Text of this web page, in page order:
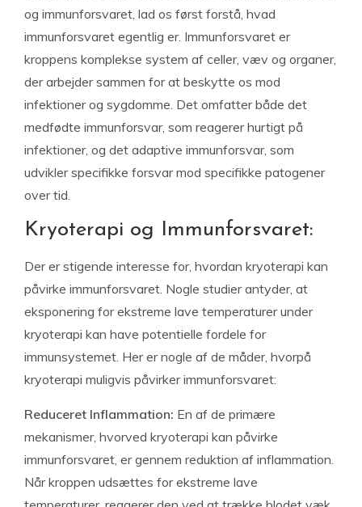
og immunforsvaret, lad os først forstå, hvad
immunforsvaret egentlig er. Immunforsvaret er
kroppens komplekse system af celler, væv og organer,
der arbejder sammen for at beskytte os mod
infektioner og sygdomme. Det omfatter både det
medfødte immunforsvar, som reagerer hurtigt på
infektioner, og det adaptive immunforsvar, som
udvikler specifikke forsvar mod specifikke patogener
over tid.
Kryoterapi og Immunforsvaret:
Der er stigende interesse for, hvordan kryoterapi kan
påvirke immunforsvaret. Nogle studier antyder, at
eksponering for ekstreme lave temperaturer under
kryoterapi kan have potentielle fordele for
immunsystemet. Her er nogle af de måder, hvorpå
kryoterapi muligvis påvirker immunforsvaret:
Reduceret Inflammation: En af de primære
mekanismer, hvorved kryoterapi kan påvirke
immunforsvaret, er gennem reduktion af inflammation.
Når kroppen udsættes for ekstreme lave